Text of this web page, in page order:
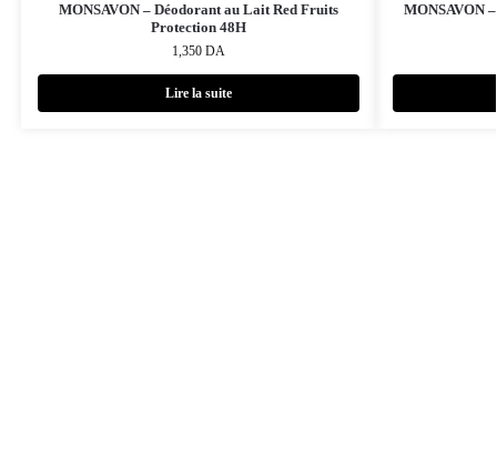
MONSAVON – Déodorant au Lait Red Fruits
Protection 48H
1,350 DA
Lire la suite
MONSAVON